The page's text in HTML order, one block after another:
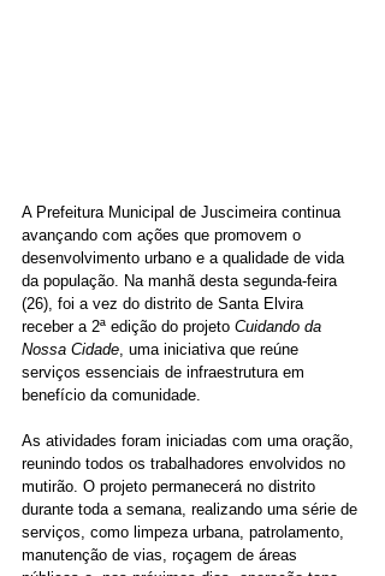
A Prefeitura Municipal de Juscimeira continua
avançando com ações que promovem o
desenvolvimento urbano e a qualidade de vida
da população. Na manhã desta segunda-feira
(26), foi a vez do distrito de Santa Elvira
receber a 2ª edição do projeto Cuidando da
Nossa Cidade, uma iniciativa que reúne
serviços essenciais de infraestrutura em
benefício da comunidade.
As atividades foram iniciadas com uma oração,
reunindo todos os trabalhadores envolvidos no
mutirão. O projeto permanecerá no distrito
durante toda a semana, realizando uma série de
serviços, como limpeza urbana, patrolamento,
manutenção de vias, roçagem de áreas